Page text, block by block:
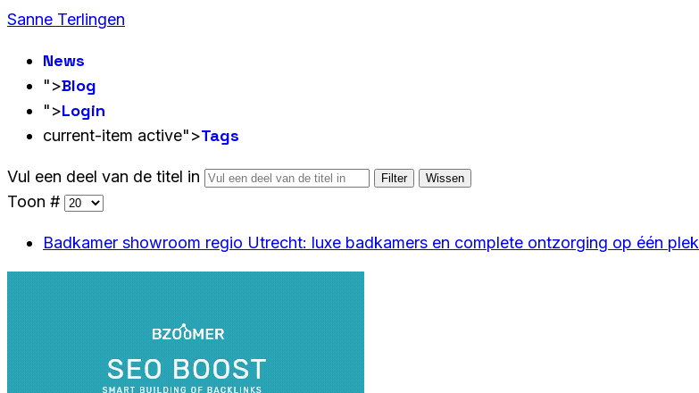
Sanne Terlingen
News
">Blog
">Login
current-item active">Tags
Vul een deel van de titel in Filter Wissen
Toon #
Badkamer showroom regio Utrecht: luxe badkamers en complete ontzorging op één plek